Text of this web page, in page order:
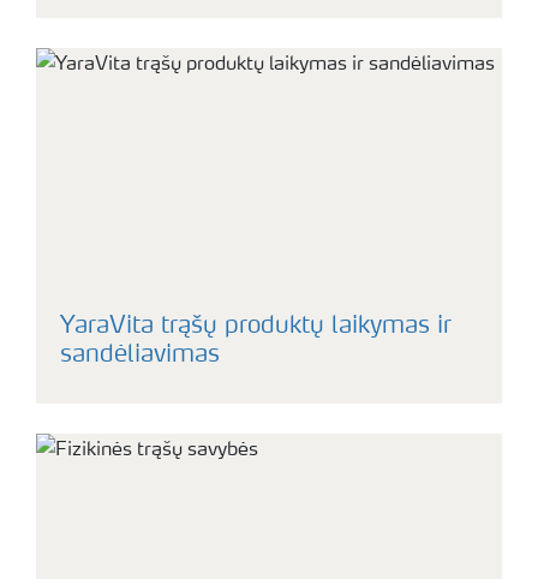
YaraVita trąšų produktų laikymas ir
sandėliavimas